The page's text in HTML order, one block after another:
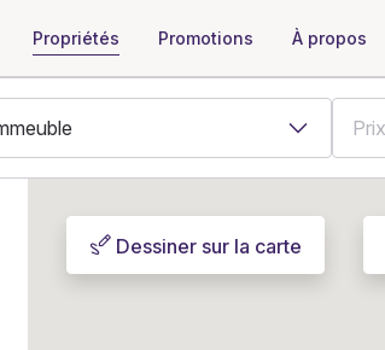
Propriétés Promotions À propos
Dessiner sur la carte